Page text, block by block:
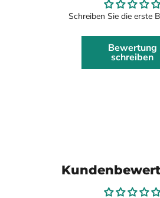
Schreiben Sie die erste
Bewertung
schreiben